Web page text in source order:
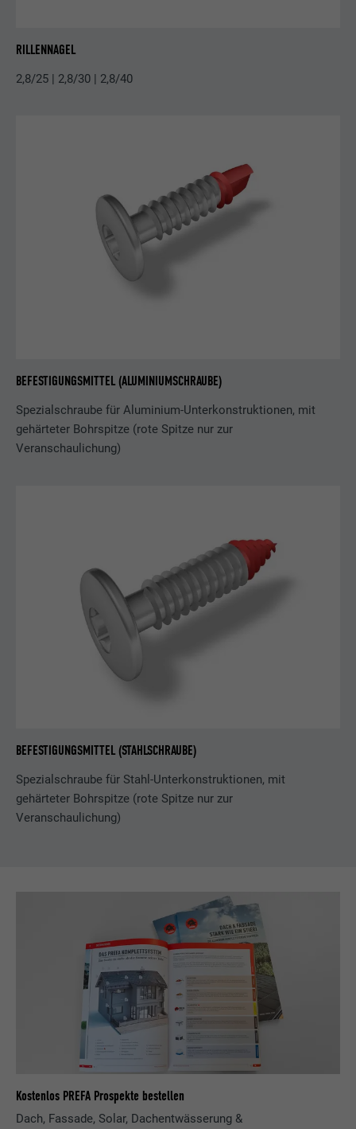
RILLENNAGEL
2,8/25 | 2,8/30 | 2,8/40
BEFESTIGUNGSMITTEL (ALUMINIUMSCHRAUBE)
Spezialschraube für Aluminium-Unterkonstruktionen, mit
gehärteter Bohrspitze (rote Spitze nur zur
Veranschaulichung)
BEFESTIGUNGSMITTEL (STAHLSCHRAUBE)
Spezialschraube für Stahl-Unterkonstruktionen, mit
gehärteter Bohrspitze (rote Spitze nur zur
Veranschaulichung)
Kostenlos PREFA Prospekte bestellen
Dach, Fassade, Solar, Dachentwässerung &